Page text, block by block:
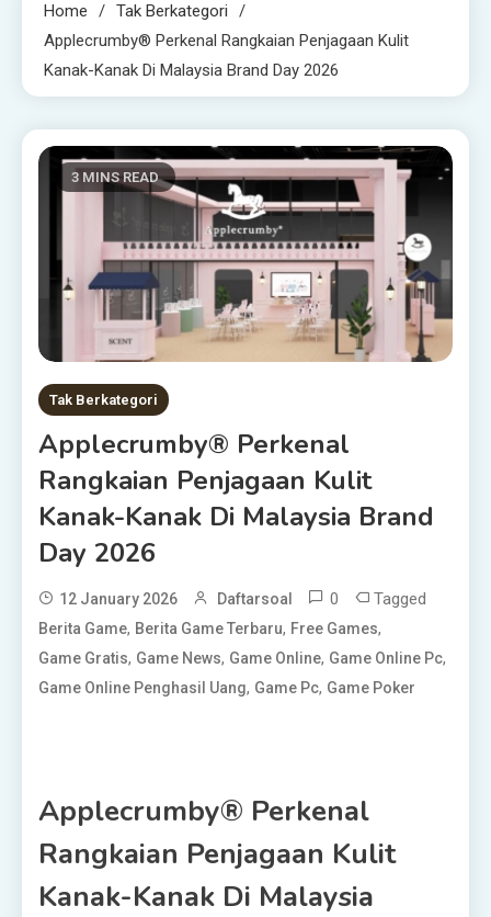
Home
Tak Berkategori
Applecrumby® Perkenal Rangkaian Penjagaan Kulit
Kanak-Kanak Di Malaysia Brand Day 2026
3 MINS READ
Tak Berkategori
Applecrumby® Perkenal
Rangkaian Penjagaan Kulit
Kanak-Kanak Di Malaysia Brand
Day 2026
12 January 2026 Daftarsoal 0 Tagged
Berita Game, Berita Game Terbaru, Free Games,
Game Gratis, Game News, Game Online, Game Online Pc,
Game Online Penghasil Uang, Game Pc, Game Poker
Applecrumby® Perkenal
Rangkaian Penjagaan Kulit
Kanak-Kanak Di Malaysia